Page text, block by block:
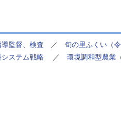
監督、検査 ／ 旬の里ふくい（
ステム戦略 ／ 環境調和型農業